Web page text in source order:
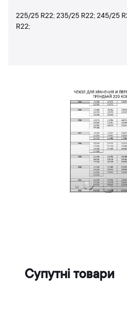
225/25 R22; 235/25 R22; 245/25
R22;
Супутні товари